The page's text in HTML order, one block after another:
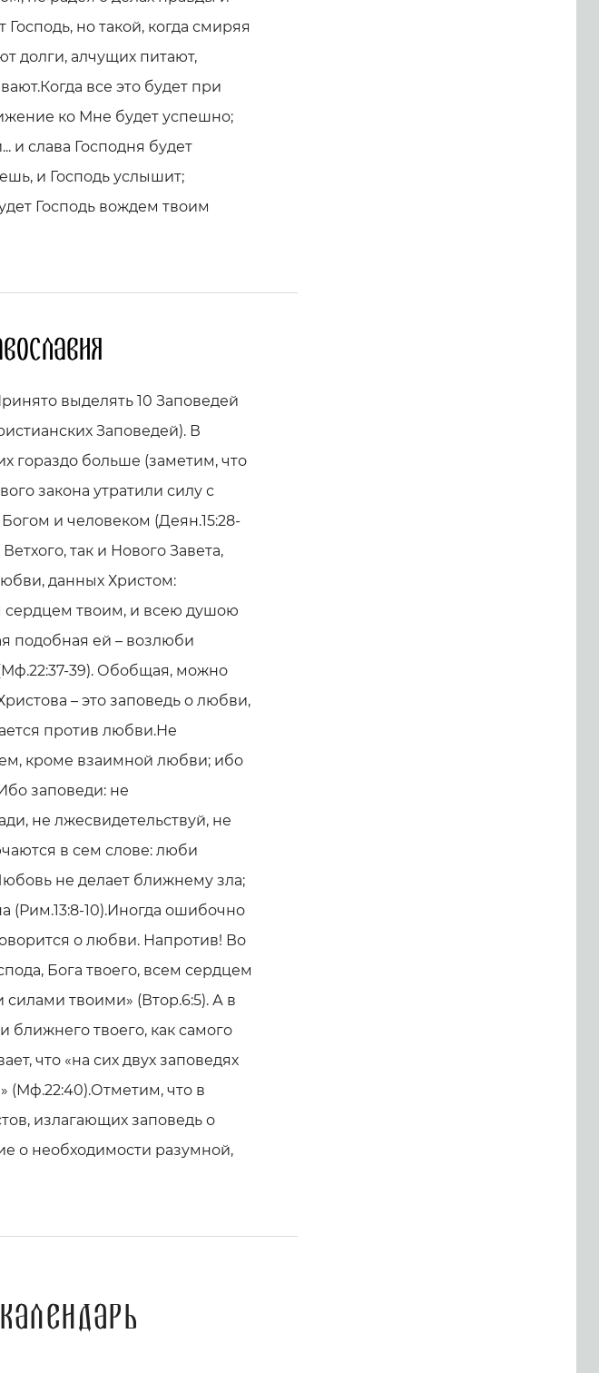
но такой, когда смиряя
долги, алчущих питают,
все это будет при
ко Мне будет успешно;
и слава Господня будет
и Господь услышит;
Господь вождем твоим
выделять 10 Заповедей
Заповедей). В
гораздо больше (заметим, что
закона утратили силу с
и человеком (Деян.15:28-
так и Нового Завета,
данных Христом:
сердцем твоим, и всею душою
подобная ей – возлюби
39). Обобщая, можно
– это заповедь о любви,
против любви.Не
кроме взаимной любви; ибо
заповеди: не
не лжесвидетельствуй, не
в сем слове: люби
не делает ближнему зла;
(Рим.13:8-10).Иногда ошибочно
о любви. Напротив! Во
Бога твоего, всем сердцем
твоими» (Втор.6:5). А в
ближнего твоего, как самого
что «на сих двух заповедях
(Мф.22:40).Отметим, что в
излагающих заповедь о
о необходимости разумной,